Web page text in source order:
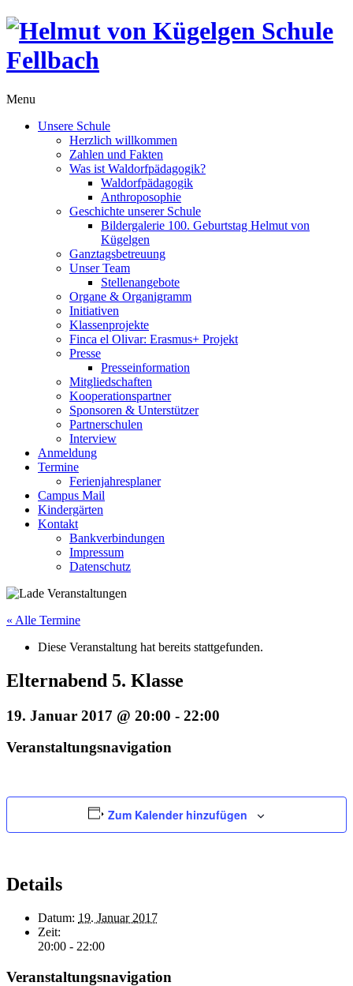
Menu
Unsere Schule
Herzlich willkommen
Zahlen und Fakten
Was ist Waldorfpädagogik?
Waldorfpädagogik
Anthroposophie
Geschichte unserer Schule
Bildergalerie 100. Geburtstag Helmut von
Kügelgen
Ganztagsbetreuung
Unser Team
Stellenangebote
Organe & Organigramm
Initiativen
Klassenprojekte
Finca el Olivar: Erasmus+ Projekt
Presse
Presseinformation
Mitgliedschaften
Kooperationspartner
Sponsoren & Unterstützer
Partnerschulen
Interview
Anmeldung
Termine
Ferienjahresplaner
Campus Mail
Kindergärten
Kontakt
Bankverbindungen
Impressum
Datenschutz
« Alle Termine
Diese Veranstaltung hat bereits stattgefunden.
Elternabend 5. Klasse
19. Januar 2017 @ 20:00 - 22:00
Veranstaltungsnavigation
Zum Kalender hinzufügen
Details
Datum: 19. Januar 2017
Zeit:
20:00 - 22:00
Veranstaltungsnavigation